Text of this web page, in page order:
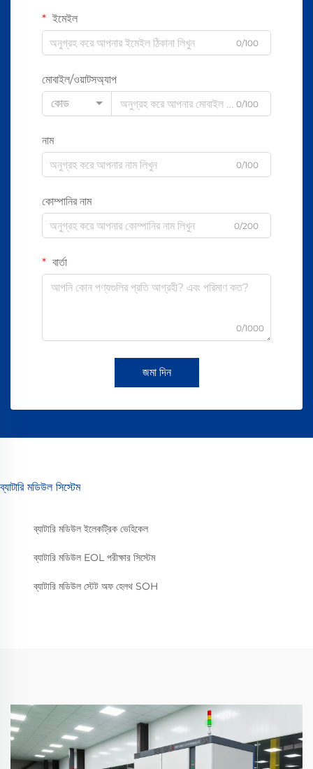
ইমেইল
0/100
মোবাইল/ওয়াটসঅ্যাপ
কোড
0/100
নাম
0/100
কোম্পানির নাম
0/200
বার্তা
0/1000
জমা দিন
ব্যাটারি মডিউল সিস্টেম
ব্যাটারি মডিউল ইলেকট্রিক ভেহিকেল
ব্যাটারি মডিউল EOL পরীক্ষার সিস্টেম
ব্যাটারি মডিউল স্টেট অফ হেলথ SOH